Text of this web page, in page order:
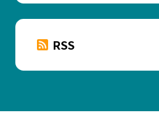
RSS